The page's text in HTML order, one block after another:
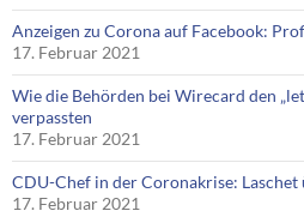
Anzeigen zu Corona auf Facebook:
17. Februar 2021
Wie die Behörden bei Wirecard den
verpassten
17. Februar 2021
CDU-Chef in der Coronakrise:
17. Februar 2021